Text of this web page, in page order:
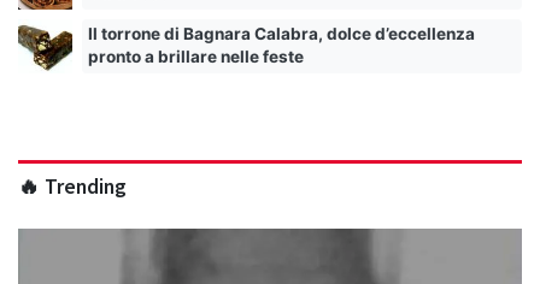
Il torrone di Bagnara Calabra, dolce d’eccellenza
pronto a brillare nelle feste
🔥 Trending